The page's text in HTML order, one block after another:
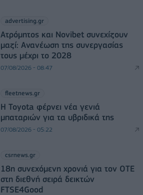
advertising.gr
Ατρόμητος και Novibet συνεχίζουν
μαζί: Ανανέωση της συνεργασίας
τους μέχρι το 2028
07/08/2026 - 08:47
fleetnews.gr
Η Toyota φέρνει νέα γενιά
μπαταριών για τα υβριδικά της
07/08/2026 - 05:22
csrnews.gr
18η συνεχόμενη χρονιά για τον ΟΤΕ
στη διεθνή σειρά δεικτών
FTSE4Good